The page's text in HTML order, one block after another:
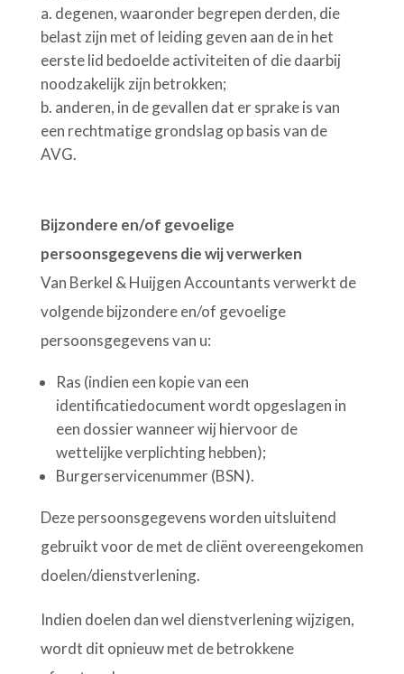
a. degenen, waaronder begrepen derden, die
belast zijn met of leiding geven aan de in het
eerste lid bedoelde activiteiten of die daarbij
noodzakelijk zijn betrokken;
b. anderen, in de gevallen dat er sprake is van
een rechtmatige grondslag op basis van de
AVG.
Bijzondere en/of gevoelige
persoonsgegevens die wij verwerken
Van Berkel & Huijgen Accountants verwerkt de
volgende bijzondere en/of gevoelige
persoonsgegevens van u:
Ras (indien een kopie van een
identificatiedocument wordt opgeslagen in
een dossier wanneer wij hiervoor de
wettelijke verplichting hebben);
Burgerservicenummer (BSN).
Deze persoonsgegevens worden uitsluitend
gebruikt voor de met de cliënt overeengekomen
doelen/dienstverlening.
Indien doelen dan wel dienstverlening wijzigen,
wordt dit opnieuw met de betrokkene